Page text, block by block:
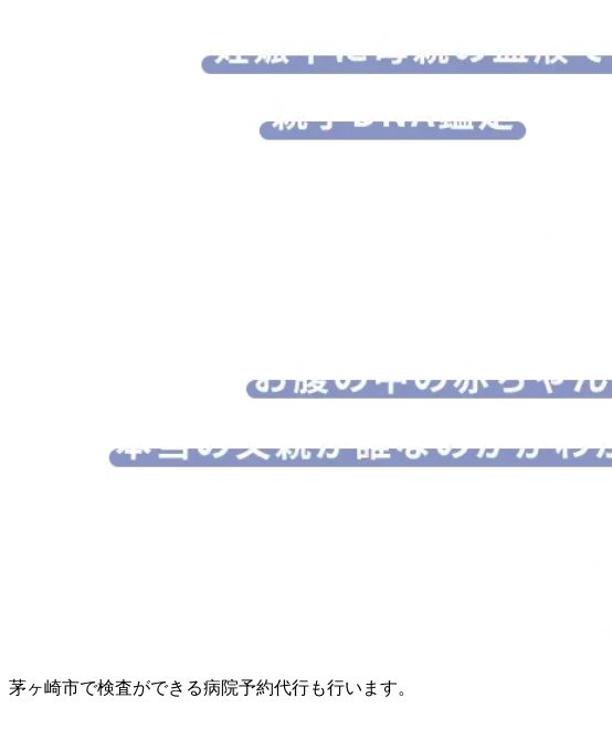
茅ヶ崎市で検査ができる病院予約代行も行います。